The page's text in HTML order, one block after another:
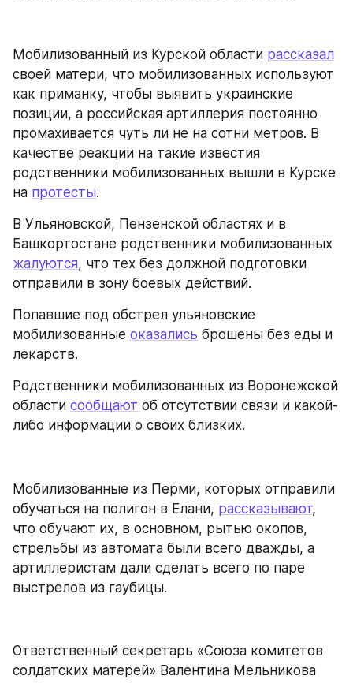
Мобилизованный из Курской области рассказал
своей матери, что мобилизованных используют
как приманку, чтобы выявить украинские
позиции, а российская артиллерия постоянно
промахивается чуть ли не на сотни метров. В
качестве реакции на такие известия
родственники мобилизованных вышли в Курске
на протесты.
В Ульяновской, Пензенской областях и в
жалуются, что тех без должной подготовки
отправили в зону боевых действий.
Попавшие под обстрел ульяновские
мобилизованные оказались брошены без еды и
лекарств.
Родственники мобилизованных из Воронежской
области сообщают об отсутствии связи и какой-
либо информации о своих близких.
Мобилизованные из Перми, которых отправили
обучаться на полигон в Елани, рассказывают,
что обучают их, в основном, рытью окопов,
стрельбы из автомата были всего дважды, а
артиллеристам дали сделать всего по паре
выстрелов из гаубицы.
Ответственный секретарь «Союза комитетов